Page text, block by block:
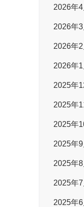
2026年4
2026年3
2026年2
2026年1
2025年
2025年
2025年
2025年9
2025年8
2025年7
2025年6